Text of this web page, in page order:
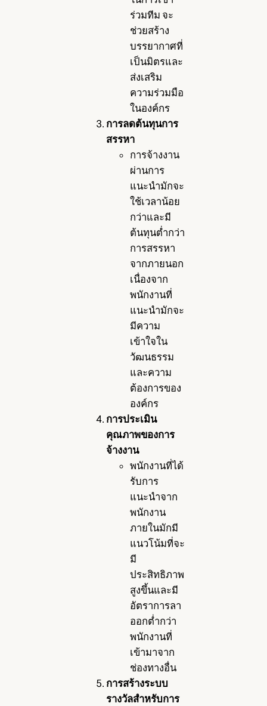
ร่วมทีม จะ
ช่วยสร้าง
บรรยากาศที่
เป็นมิตรและ
ส่งเสริม
ความร่วมมือ
ในองค์กร
การลดต้นทุนการ
สรรหา
การจ้างงาน
ผ่านการ
แนะนำมักจะ
ใช้เวลาน้อย
กว่าและมี
ต้นทุนต่ำกว่า
การสรรหา
จากภายนอก
เนื่องจาก
พนักงานที่
แนะนำมักจะ
มีความ
เข้าใจใน
วัฒนธรรม
และความ
ต้องการของ
องค์กร
การประเมิน
คุณภาพของการ
จ้างงาน
พนักงานที่ได้
รับการ
แนะนำจาก
พนักงาน
ภายในมักมี
แนวโน้มที่จะ
มี
ประสิทธิภาพ
สูงขึ้นและมี
อัตราการลา
ออกต่ำกว่า
พนักงานที่
เข้ามาจาก
ช่องทางอื่น
การสร้างระบบ
รางวัลสำหรับการ